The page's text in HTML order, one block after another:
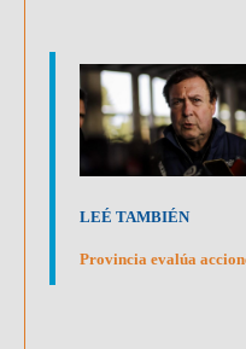
LEÉ TAMBIÉN
Provincia evalúa